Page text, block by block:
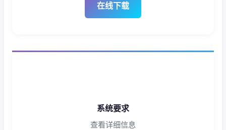
在线下载
系统要求
查看详细信息